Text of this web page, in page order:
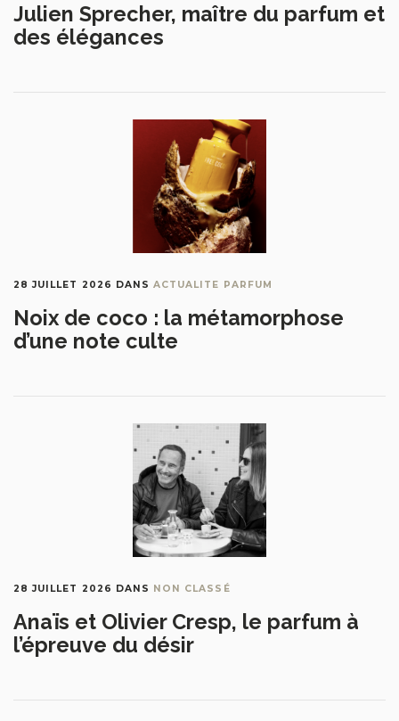
Julien Sprecher, maître du parfum et
des élégances
28 JUILLET 2026 DANSACTUALITE PARFUM
Noix de coco : la métamorphose
d’une note culte
28 JUILLET 2026 DANS NON CLASSÉ
Anaïs et Olivier Cresp, le parfum à
l’épreuve du désir